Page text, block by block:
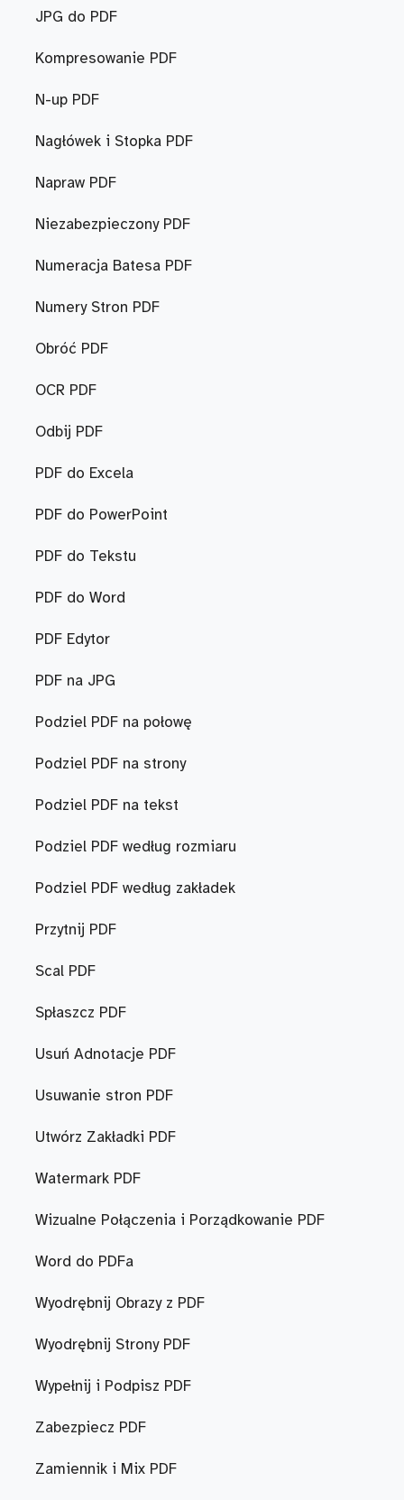
JPG do PDF
Kompresowanie PDF
N-up PDF
Nagłówek i Stopka PDF
Napraw PDF
Niezabezpieczony PDF
Numeracja Batesa PDF
Numery Stron PDF
Obróć PDF
OCR PDF
Odbij PDF
PDF do Excela
PDF do PowerPoint
PDF do Tekstu
PDF do Word
PDF Edytor
PDF na JPG
Podziel PDF na połowę
Podziel PDF na strony
Podziel PDF na tekst
Podziel PDF według rozmiaru
Podziel PDF według zakładek
Przytnij PDF
Scal PDF
Spłaszcz PDF
Usuń Adnotacje PDF
Usuwanie stron PDF
Utwórz Zakładki PDF
Watermark PDF
Wizualne Połączenia i Porządkowanie PDF
Word do PDFa
Wyodrębnij Obrazy z PDF
Wyodrębnij Strony PDF
Wypełnij i Podpisz PDF
Zabezpiecz PDF
Zamiennik i Mix PDF